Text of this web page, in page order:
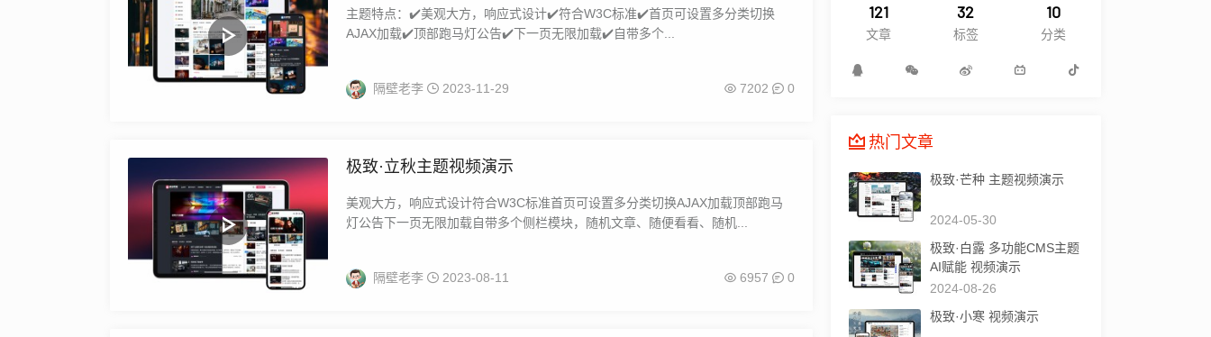
主题特点：✔️美观大方，响应式设计✔️符合W3C标准✔️首页可设置多分类切换
AJAX加载✔️顶部跑马灯公告✔️下一页无限加载✔️自带多个...
隔壁老李 2023-11-29 7202 0
极致·立秋主题视频演示
美观大方，响应式设计符合W3C标准首页可设置多分类切换AJAX加载顶部跑马
灯公告下一页无限加载自带多个侧栏模块，随机文章、随便看看、随机...
隔壁老李 2023-08-11 6957 0
121
文章
32
标签
10
分类
热门文章
极致·芒种 主题视频演示
2024-05-30
极致·白露 多功能CMS主题
AI赋能 视频演示
2024-08-26
极致·小寒 视频演示